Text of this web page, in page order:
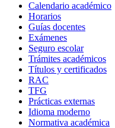
Calendario académico
Horarios
Guías docentes
Exámenes
Seguro escolar
Trámites académicos
Títulos y certificados
RAC
TFG
Prácticas externas
Idioma moderno
Normativa académica